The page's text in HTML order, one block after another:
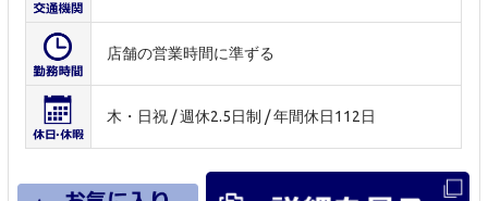
店舗の営業時間に準ずる
木・日祝 / 週休2.5日制 / 年間休日112日